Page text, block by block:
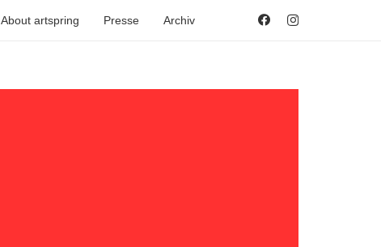
About artspring Presse Archiv